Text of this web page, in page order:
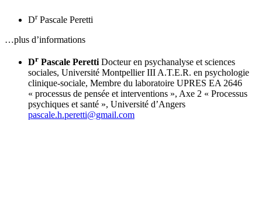
DrPascale Peretti
…plus d’informations
Dr Pascale Peretti Docteur en psychanalyse et sciences
sociales, Université Montpellier III A.T.E.R. en psychologie
clinique-sociale, Membre du laboratoire UPRES EA 2646
« processus de pensée et interventions », Axe 2 « Processus
psychiques et santé », Université d’Angers
pascale.h.peretti@gmail.com